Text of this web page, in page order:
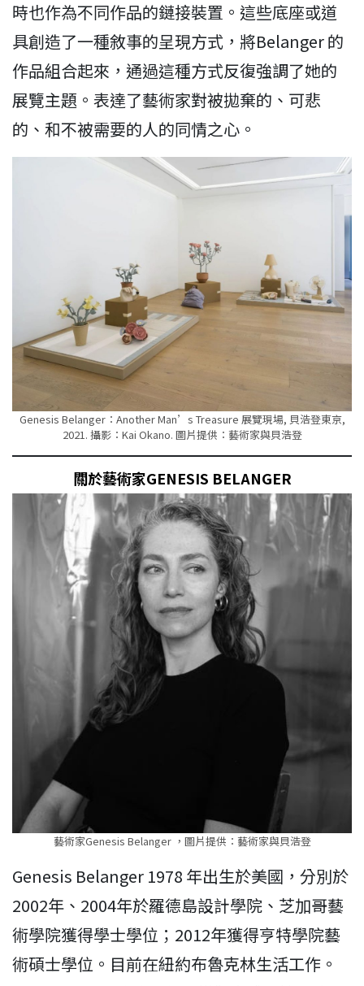
時也作為不同作品的鏈接裝置。這些底座或道
具創造了一種敘事的呈現方式，將Belanger 的
作品組合起來，通過這種方式反復強調了她的
展覽主題。表達了藝術家對被拋棄的、可悲
的、和不被需要的人的同情之心。
Genesis Belanger：Another Man’s Treasure 展覽現場, 貝浩登東京,
2021. 攝影：Kai Okano. 圖片提供：藝術家與貝浩登
關於藝術家GENESIS BELANGER
藝術家Genesis Belanger ，圖片提供：藝術家與貝浩登
Genesis Belanger 1978 年出生於美國，分別於
2002年、2004年於羅德島設計學院、芝加哥藝
術學院獲得學士學位；2012年獲得亨特學院藝
術碩士學位。目前在紐約布魯克林生活工作。